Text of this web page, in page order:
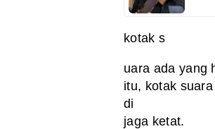
kotak s
uara ada yang
itu, kotak
di
jaga ketat.